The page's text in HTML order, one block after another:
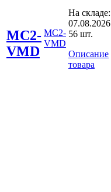
MC2-
VMD
MC2-
VMD
На складе:
07.08.2026
56 шт.
Описание
товара